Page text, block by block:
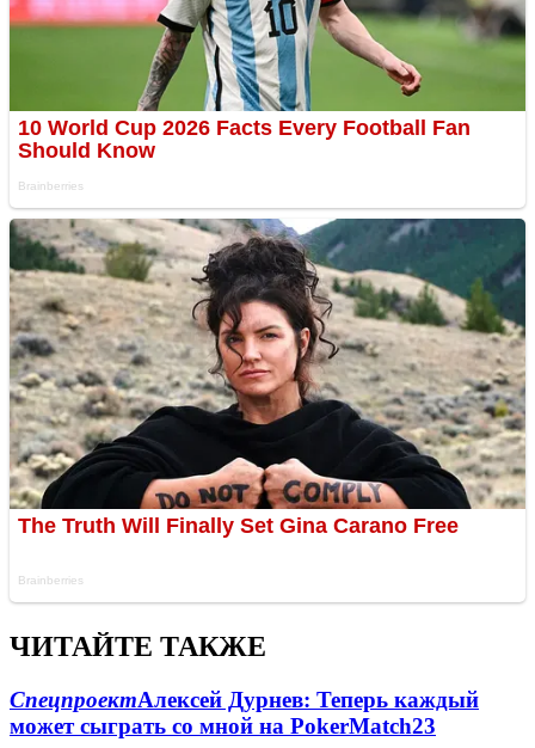
ЧИТАЙТЕ ТАКЖЕ
СпецпроектАлексей Дурнев: Теперь каждый
может сыграть со мной на PokerMatch23